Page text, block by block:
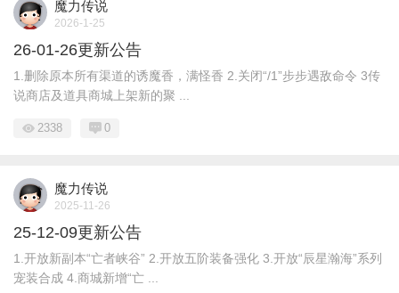
魔力传说
2026-1-25
26-01-26更新公告
1.删除原本所有渠道的诱魔香，满怪香 2.关闭“/1”步步遇敌命令 3传
说商店及道具商城上架新的聚 ...
2338 0
魔力传说
2025-11-26
25-12-09更新公告
1.开放新副本“亡者峡谷” 2.开放五阶装备强化 3.开放“辰星瀚海”系列
宠装合成 4.商城新增“亡 ...